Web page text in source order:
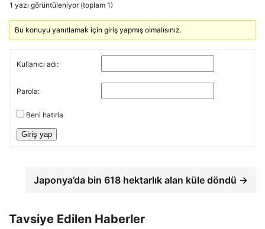
1 yazı görüntüleniyor (toplam 1)
Bu konuyu yanıtlamak için giriş yapmış olmalısınız.
Kullanıcı adı:
Parola:
Beni hatırla
Giriş yap
Japonya’da bin 618 hektarlık alan küle döndü →
Tavsiye Edilen Haberler